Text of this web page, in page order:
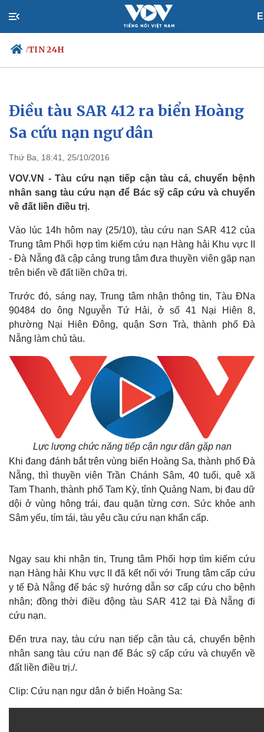
/TIN 24H
Chính trị
Đảng
Tổ chức nhân sự
Nhận diện sự thật
Xã hội
Việc làm
Biển đảo
Điều tàu SAR 412 ra biển Hoàng
Sa cứu nạn ngư dân
Thứ Ba, 18:41, 25/10/2016
VOV.VN - Tàu cứu nạn tiếp cận tàu cá, chuyển bệnh
nhân sang tàu cứu nạn để Bác sỹ cấp cứu và chuyển
về đất liền điều trị.
Vào lúc 14h hôm nay (25/10), tàu cứu nạn SAR 412 của
Trung tâm Phối hợp tìm kiếm cứu nạn Hàng hải Khu vực II
- Đà Nẵng đã cập cảng trung tâm đưa thuyền viên gặp nạn
trên biển về đất liền chữa trị.
Trước đó, sáng nay, Trung tâm nhận thông tin, Tàu ĐNa
90484 do ông Nguyễn Tứ Hải, ở số 41 Nại Hiên 8,
phường Nại Hiên Đông, quận Sơn Trà, thành phố Đà
Nẵng làm chủ tàu.
Lực lượng chức năng tiếp cận ngư dân gặp nạn
Khi đang đánh bắt trên vùng biển Hoàng Sa, thành phố Đà
Nẵng, thì thuyền viên Trần Chánh Sâm, 40 tuổi, quê xã
Tam Thanh, thành phố Tam Kỳ, tỉnh Quảng Nam, bị đau dữ
dội ở vùng hông trái, đau quặn từng cơn. Sức khỏe anh
Sâm yếu, tím tái, tàu yêu cầu cứu nạn khẩn cấp.
Ngay sau khi nhận tin, Trung tâm Phối hợp tìm kiếm cứu
nạn Hàng hải Khu vực II đã kết nối với Trung tâm cấp cứu
y tế Đà Nẵng để bác sỹ hướng dẫn sơ cấp cứu cho bệnh
nhân; đồng thời điều động tàu SAR 412 tại Đà Nẵng đi
cứu nạn.
Đến trưa nay, tàu cứu nạn tiếp cận tàu cá, chuyển bệnh
nhân sang tàu cứu nạn để Bác sỹ cấp cứu và chuyển về
đất liền điều trị./.
Clip: Cứu nạn ngư dân ở biển Hoàng Sa: